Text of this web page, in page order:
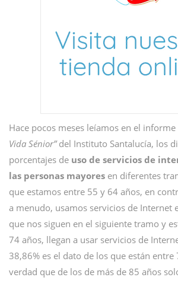
Hace pocos meses leíamos en el informe
Vida Sénior”del Instituto Santalucía, los
porcentajes de uso de servicios de
las personas mayores en diferentes
que estamos entre 55 y 64 años, en
a menudo, usamos servicios de Internet
que nos siguen en el siguiente tramo y
74 años, llegan a usar servicios de
38,86% es el dato de los que están entre
verdad que de los de más de 85 años